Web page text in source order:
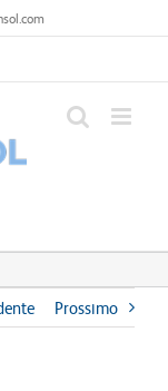
Prossimo